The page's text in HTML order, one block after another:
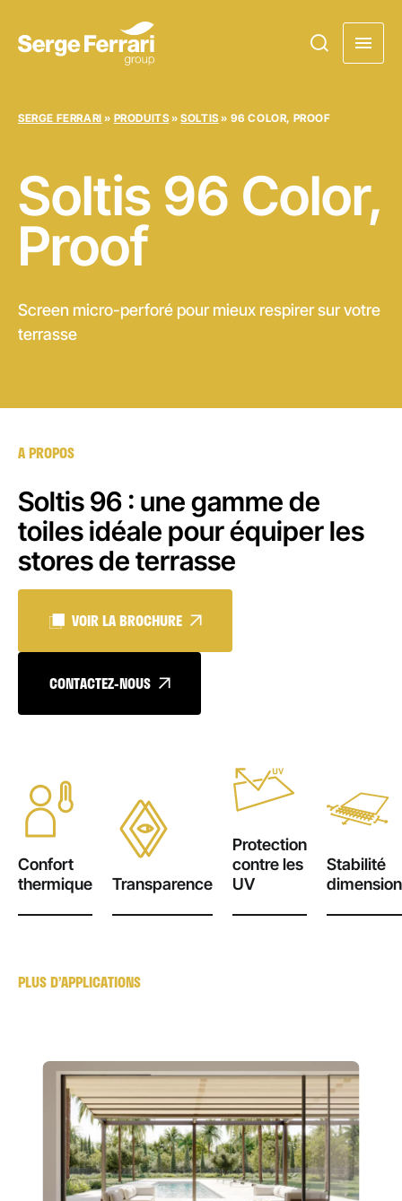
SERGE FERRARI » PRODUITS»SOLTIS» 96 COLOR, PROOF
Soltis 96 Color,
Proof
Screen micro-perforé pour mieux respirer sur votre
terrasse
A PROPOS
Soltis 96 : une gamme de
toiles idéale pour équiper les
stores de terrasse
VOIR LA BROCHURE
CONTACTEZ-NOUS
Confort
thermique
Transparence
Protection
contre les
UV
Stabilité
PLUS D’APPLICATIONS